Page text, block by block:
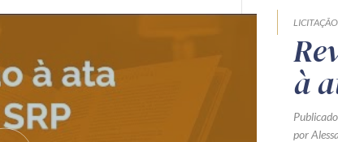
LICITAÇÃO
à
por